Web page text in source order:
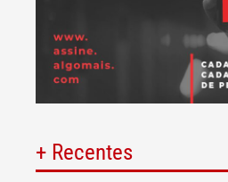
+ Recentes